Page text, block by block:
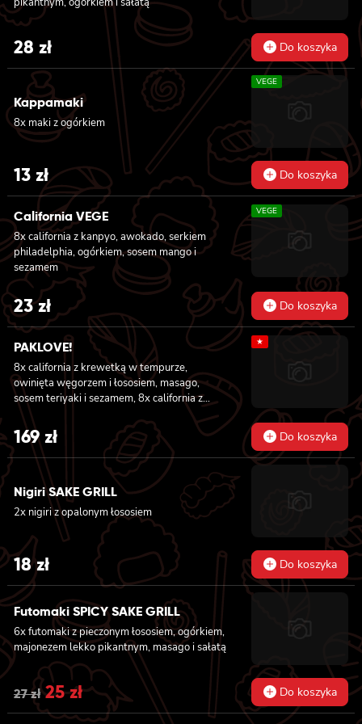
28 zł Do koszyka
Kappamaki
8x maki z ogórkiem
VEGE
13 zł Do koszyka
California VEGE
8x california z kanpyo, awokado, serkiem
philadelphia, ogórkiem, sosem mango i
sezamem
VEGE
23zł Do koszyka
PAKLOVE!
8x california z krewetką w tempurze,
owinięta węgorzem i łososiem, masago,
sosem teriyaki i sezamem, 8x california z
serkiem philadelphia i kanpyo, owinięta
opalonym łososiem, sosem teriyaki,
sezamem, 8x california z serkiem
philadelphia i awokado owinięta łososiem, 6x
futomaki z krewetką w tempurze, ogórkiem,
sałatą i majonezem lekko pikantnym, 6x
futomaki z łososiem, awokado, ogórkiem,
serkiem philadelphia i sałatą, sezamem, 6x
futomaki z pieczonym łososiem, serkiem
philadelphia, awokado, ogórkiem, kanpyo,
sałatą, sosem teriyaki i sezamem
★
169zł Do koszyka
Nigiri SAKE GRILL
2x nigiri z opalonym łososiem
18zł Do koszyka
Futomaki SPICY SAKE GRILL
6x futomaki z pieczonym łososiem, ogórkiem,
majonezem lekko pikantnym, masago i sałatą
27zł Original
price
25złCurrent
price
Do koszyka